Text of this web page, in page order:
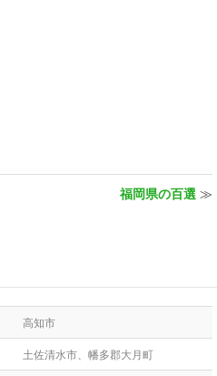
福岡県の百選 ≫
高知市
土佐清水市、幡多郡大月町